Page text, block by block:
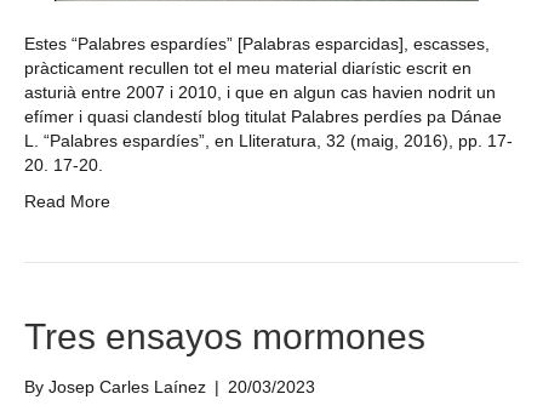
Estes “Palabres espardíes” [Palabras esparcidas], escasses,
pràcticament recullen tot el meu material diarístic escrit en
asturià entre 2007 i 2010, i que en algun cas havien nodrit un
efímer i quasi clandestí blog titulat Palabres perdíes pa Dánae
L. “Palabres espardíes”, en Lliteratura, 32 (maig, 2016), pp. 17-
20. 17-20.
Read More
Tres ensayos mormones
By Josep Carles Laínez | 20/03/2023